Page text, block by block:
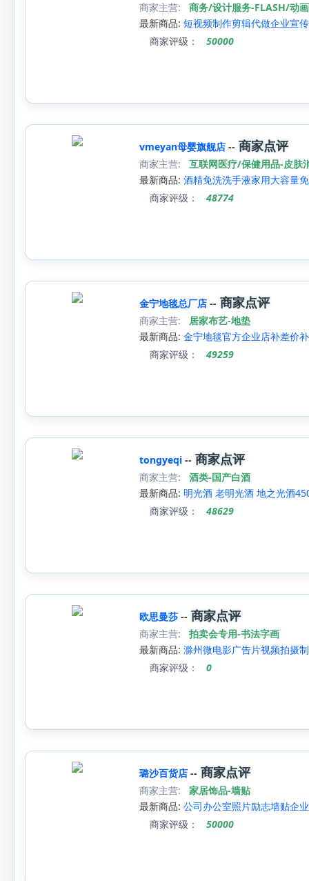
商家主营:
商务/设计服务-FLASH/动
最新商品: 短视频制作剪辑代做企业宣
商家评级：
50000
vmeyan母婴旗舰店 -- 商家点评
商家主营:
互联网医疗/保健用品-皮肤
最新商品: 酒精免洗洗手液家用大容量
商家评级：
48774
金宁地毯总厂店 -- 商家点评
商家主营:
居家布艺-地垫
最新商品: 金宁地毯官方企业店补差价
商家评级：
49259
tongyeqi -- 商家点评
商家主营:
酒类-国产白酒
最新商品: 明光酒 老明光酒 地之光酒
商家评级：
48629
欧思曼莎 -- 商家点评
商家主营:
拍卖会专用-书法字画
最新商品: 滁州微电影广告片视频拍摄
商家评级：
0
璐沙百货店 -- 商家点评
商家主营:
家居饰品-墙贴
最新商品: 公司办公室照片励志墙贴企
商家评级：
50000